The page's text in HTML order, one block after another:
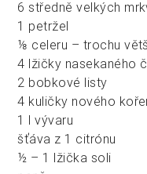
6 středně velkých
1 petržel
⅛ celeru – trochu
4 lžičky nasekaného
2 bobkové listy
4 kuličky nového
1 l vývaru
šťáva z 1 citrónu
½ – 1 lžička soli